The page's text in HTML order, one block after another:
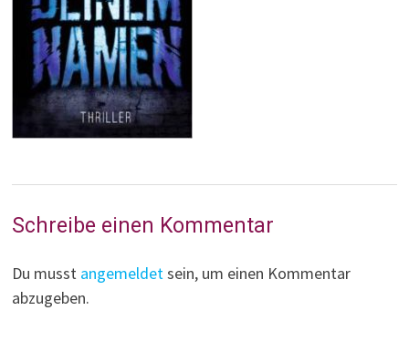
Schreibe einen Kommentar
Du musst angemeldetsein, um einen Kommentar
abzugeben.